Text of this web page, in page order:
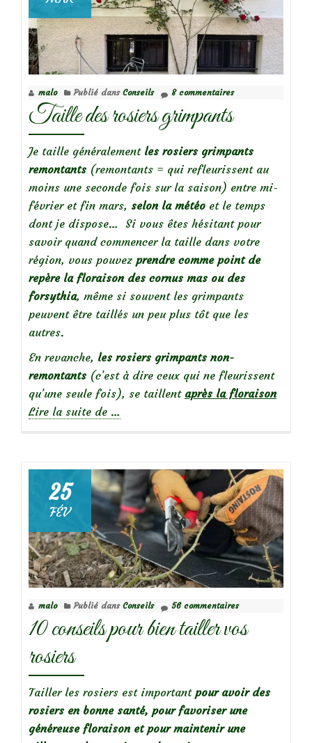
malo Publié dans Conseils 8 commentaires
Taille des rosiers grimpants
Je taille généralement les rosiers grimpants
remontants (remontants = qui refleurissent au
moins une seconde fois sur la saison) entre mi-
février et fin mars, selon la météo et le temps
dont je dispose… Si vous êtes hésitant pour
savoir quand commencer la taille dans votre
région, vous pouvez prendre comme point de
repère la floraison des cornus mas ou des
forsythia, même si souvent les grimpants
peuvent être taillés un peu plus tôt que les
autres.
En revanche, les rosiers grimpants non-
remontants (c’est à dire ceux qui ne fleurissent
qu’une seule fois), se taillent après la floraison
Lire la suite de
rosiers
grimpants
…
25
FÉV
malo Publié dans Conseils 56 commentaires
10 conseils pour bien tailler vos
rosiers
Tailler les rosiers est important pour avoir des
rosiers en bonne santé, pour favoriser une
généreuse floraison et pour maintenir une